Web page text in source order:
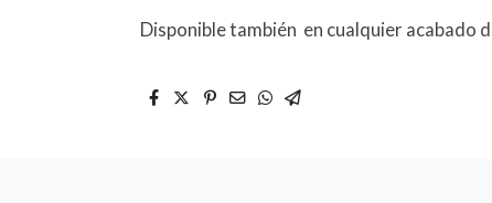
Disponible también en cualquier acabado